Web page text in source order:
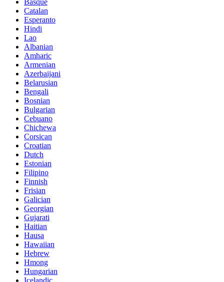
Basque
Catalan
Esperanto
Hindi
Lao
Albanian
Amharic
Armenian
Azerbaijani
Belarusian
Bengali
Bosnian
Bulgarian
Cebuano
Chichewa
Corsican
Croatian
Dutch
Estonian
Filipino
Finnish
Frisian
Galician
Georgian
Gujarati
Haitian
Hausa
Hawaiian
Hebrew
Hmong
Hungarian
Icelandic